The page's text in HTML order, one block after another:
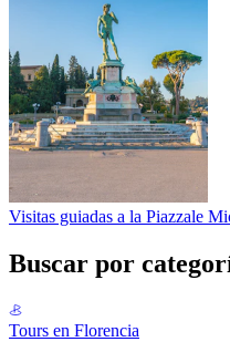
Visitas guiadas a la Piazzale
Buscar por
Tours en Florencia